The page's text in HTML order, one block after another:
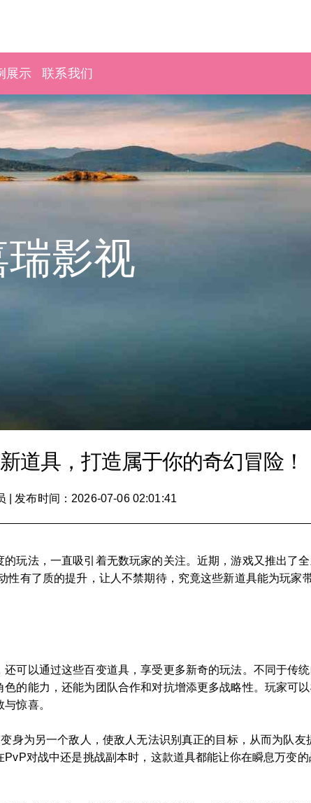
展示 联系我们
影视
道具，打造属于你的奇幻冒险！
发布时间：2026-07-06 02:01:41
玩法，一直吸引着无数玩家的关注。近期，游戏又推出了全
有了质的提升，让人不禁期待，究竟这些新道具能为玩家
可以通过这些百变道具，享受更多新奇的玩法。不同于传
的能力，还能为团队合作和对抗增添更多战略性。玩家可
惊喜。
为另一个敌人，使敌人无法识别真正的目标，从而为队友
对战中还是挑战副本时，这款道具都能让你在瞬息万变